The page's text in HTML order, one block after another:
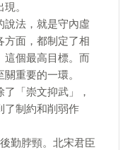
。
說法，就是守內虛
方面，都制定了相
這個最高目標。而
重要的一環。
「崇文抑武」，
了制約和削弱作
勤脖頸。北宋君臣